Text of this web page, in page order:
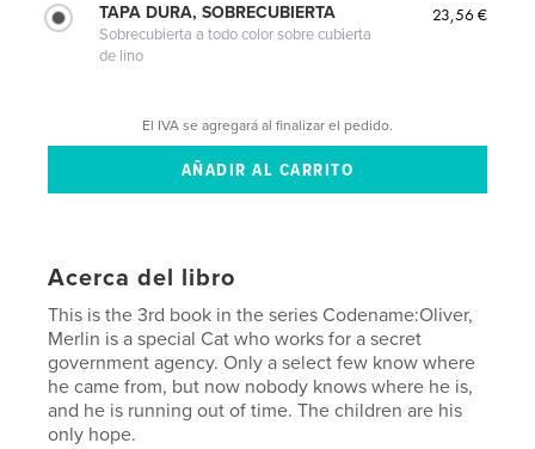
TAPA DURA, SOBRECUBIERTA
Sobrecubierta a todo color sobre cubierta
de lino
23,56 €
El IVA se agregará al finalizar el pedido.
Acerca del libro
This is the 3rd book in the series Codename:Oliver,
Merlin is a special Cat who works for a secret
government agency. Only a select few know where
he came from, but now nobody knows where he is,
and he is running out of time. The children are his
only hope.